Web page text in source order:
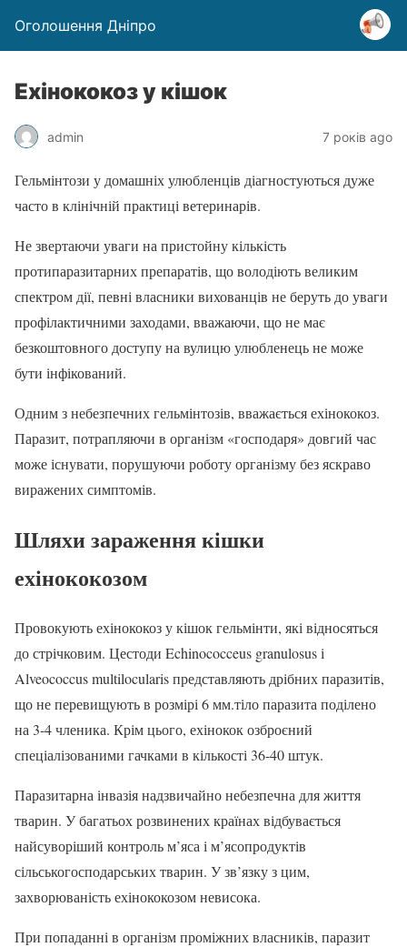
Оголошення Дніпро
Ехінококоз у кішок
admin 7 років ago
Гельмінтози у домашніх улюбленців діагностуються дуже
часто в клінічній практиці ветеринарів.
Не звертаючи уваги на пристойну кількість
протипаразитарних препаратів, що володіють великим
спектром дії, певні власники вихованців не беруть до уваги
профілактичними заходами, вважаючи, що не має
безкоштовного доступу на вулицю улюбленець не може
бути інфікований.
Одним з небезпечних гельмінтозів, вважається ехінококоз.
Паразит, потрапляючи в організм «господаря» довгий час
може існувати, порушуючи роботу організму без яскраво
виражених симптомів.
Шляхи зараження кішки
ехінококозом
Провокують ехінококоз у кішок гельмінти, які відносяться
до стрічковим. Цестоди Echinococceus granulosus і
Alveococcus multilocularis представляють дрібних паразитів,
що не перевищують в розмірі 6 мм.тіло паразита поділено
на 3-4 членика. Крім цього, ехінокок озброєний
спеціалізованими гачками в кількості 36-40 штук.
Паразитарна інвазія надзвичайно небезпечна для життя
тварин. У багатьох розвинених країнах відбувається
найсуворіший контроль м’яса і м’ясопродуктів
сільськогосподарських тварин. У зв’язку з цим,
захворюваність ехінококозом невисока.
При попаданні в організм проміжних власників, паразит